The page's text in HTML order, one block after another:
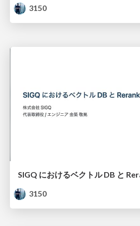
3150
SIGQ におけるベクトル DB と
3150